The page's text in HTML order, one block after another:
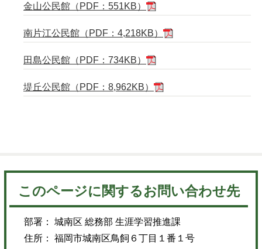
金山公民館（PDF：551KB）
南片江公民館（PDF：4,218KB）
田島公民館（PDF：734KB）
堤丘公民館（PDF：8,962KB）
このページに関するお問い合わせ先
部署： 城南区 総務部 生涯学習推進課
住所： 福岡市城南区鳥飼６丁目１番１号